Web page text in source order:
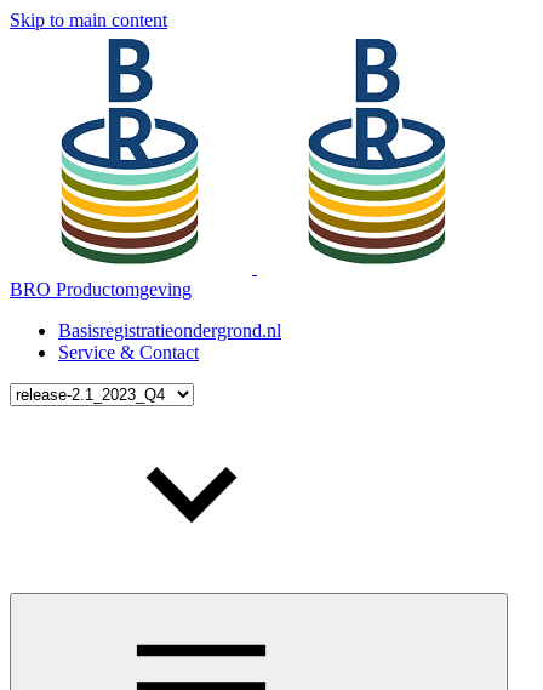
Skip to main content
BRO Productomgeving
Basisregistratieondergrond.nl
Service & Contact